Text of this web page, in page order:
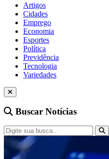
Artigos
Cidades
Emprego
Economia
Esportes
Política
Previdência
Tecnologia
Variedades
Buscar Notícias